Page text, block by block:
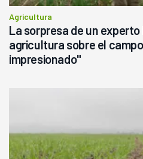
Agricultura
La sorpresa de un
agricultura sobre el
impresionado"